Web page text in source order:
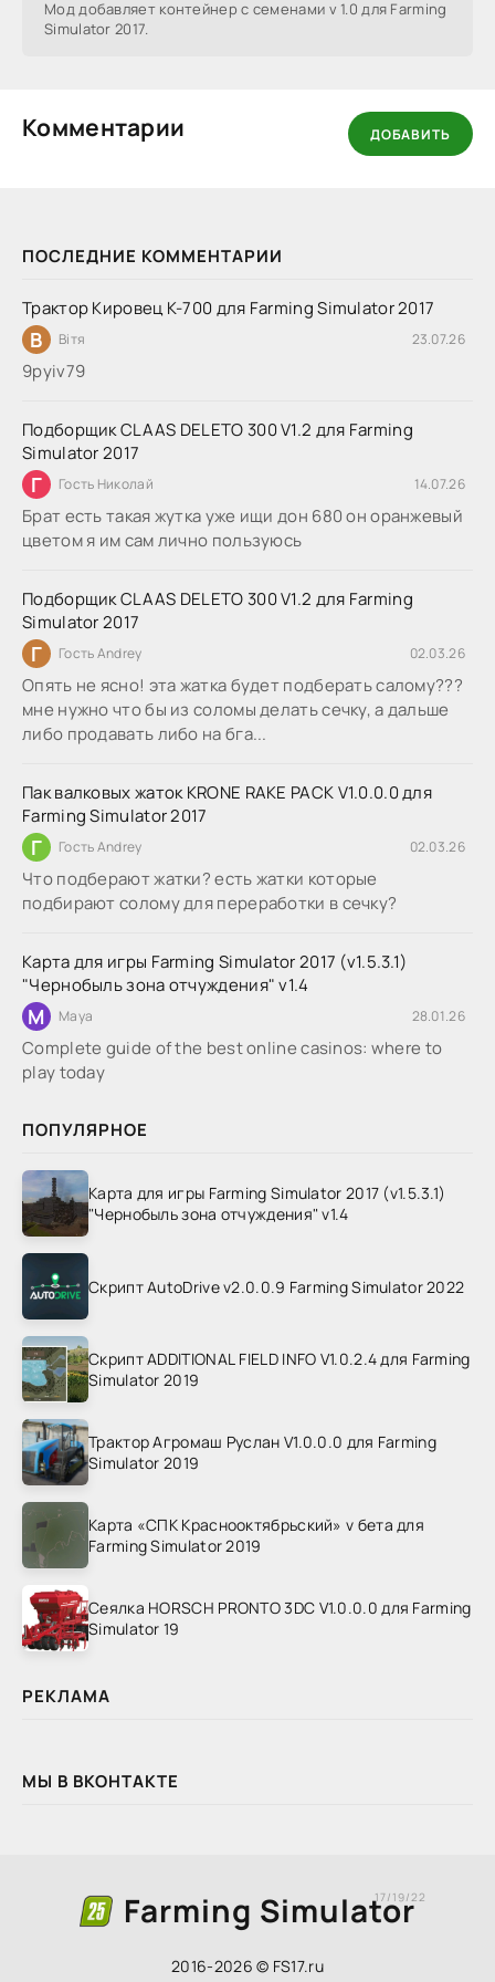
ПОСЛЕДНИЕ КОММЕНТАРИИ
Трактор Кировец К-700 для Farming Simulator 2017
В Вітя 23.07.26
9руіv79
Подборщик CLAAS DELETO 300 V1.2 для Farming
Simulator 2017
Г Гость Николай 14.07.26
Брат есть такая жутка уже ищи дон 680 он оранжевый
цветом я им сам лично пользуюсь
Подборщик CLAAS DELETO 300 V1.2 для Farming
Simulator 2017
Г Гость Andrey 02.03.26
Опять не ясно! эта жатка будет подберать салому???
мне нужно что бы из соломы делать сечку, а дальше
либо продавать либо на бга...
Пак валковых жаток KRONE RAKE PACK V1.0.0.0 для
Farming Simulator 2017
Г Гость Andrey 02.03.26
Что подберают жатки? есть жатки которые
подбирают солому для переработки в сечку?
Карта для игры Farming Simulator 2017 (v1.5.3.1)
"Чернобыль зона отчуждения" v1.4
M Maya 28.01.26
Complete guide of the best online casinos: where to
play today
Мод добавляет контейнер с семенами v 1.0 для Farming
Simulator 2017.
Комментарии ДОБАВИТЬ
ПОПУЛЯРНОЕ
Карта для игры Farming Simulator 2017 (v1.5.3.1)
"Чернобыль зона отчуждения" v1.4
Скрипт AutoDrive v2.0.0.9 Farming Simulator 2022
Скрипт ADDITIONAL FIELD INFO V1.0.2.4 для Farming
Simulator 2019
Трактор Агромаш Руслан V1.0.0.0 для Farming
Simulator 2019
Карта «СПК Краснооктябрьский» v бета для
Farming Simulator 2019
Сеялка HORSCH PRONTO 3DC V1.0.0.0 для Farming
Simulator 19
РЕКЛАМА
МЫ В ВКОНТАКТЕ
Farming Simulator
17/19/22
2016-2026 © FS17.ru